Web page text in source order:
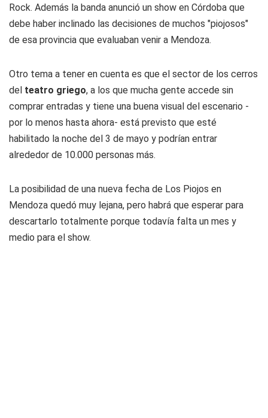
Rock. Además la banda anunció un show en Córdoba que
debe haber inclinado las decisiones de muchos "piojosos"
de esa provincia que evaluaban venir a Mendoza.
Otro tema a tener en cuenta es que el sector de los cerros
del teatro griego, a los que mucha gente accede sin
comprar entradas y tiene una buena visual del escenario -
por lo menos hasta ahora- está previsto que esté
habilitado la noche del 3 de mayo y podrían entrar
alrededor de 10.000 personas más.
La posibilidad de una nueva fecha de Los Piojos en
Mendoza quedó muy lejana, pero habrá que esperar para
descartarlo totalmente porque todavía falta un mes y
medio para el show.